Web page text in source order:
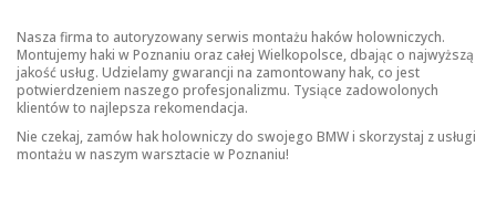
Nasza firma to autoryzowany serwis montażu haków holowniczych.
Montujemy haki w Poznaniu oraz całej Wielkopolsce, dbając o najwyższą
jakość usług. Udzielamy gwarancji na zamontowany hak, co jest
potwierdzeniem naszego profesjonalizmu. Tysiące zadowolonych
klientów to najlepsza rekomendacja.
Nie czekaj, zamów hak holowniczy do swojego BMW i skorzystaj z usługi
montażu w naszym warsztacie w Poznaniu!